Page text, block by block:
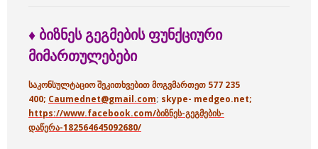
♦ ბიზნეს გეგმების ფუნქციური
მიმართულებები
საკონსულტაციო შეკითხვებით მოგვმართეთ 577 235
400; Caumednet@gmail.com; skype- medgeo.net;
https://www.facebook.com/ბიზნეს-გეგმების-
დაწერა-182564645092680/